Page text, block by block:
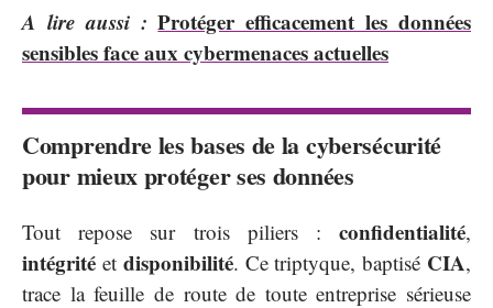
A lire aussi : Protéger efficacement les données
sensibles face aux cybermenaces actuelles
Comprendre les bases de la cybersécurité
pour mieux protéger ses données
Tout repose sur trois piliers : confidentialité,
intégrité et disponibilité. Ce triptyque, baptisé CIA,
trace la feuille de route de toute entreprise sérieuse